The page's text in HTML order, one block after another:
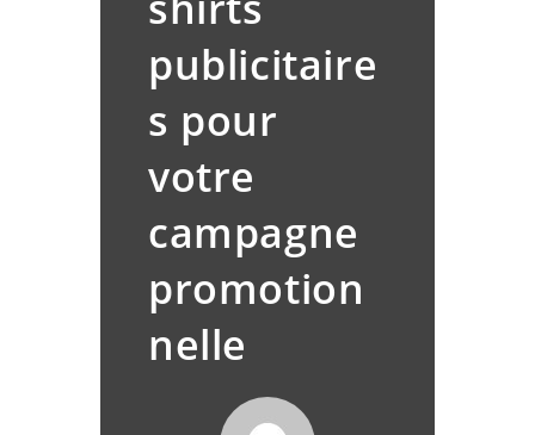
publicitaire
s pour
votre
campagne
promotion
nelle